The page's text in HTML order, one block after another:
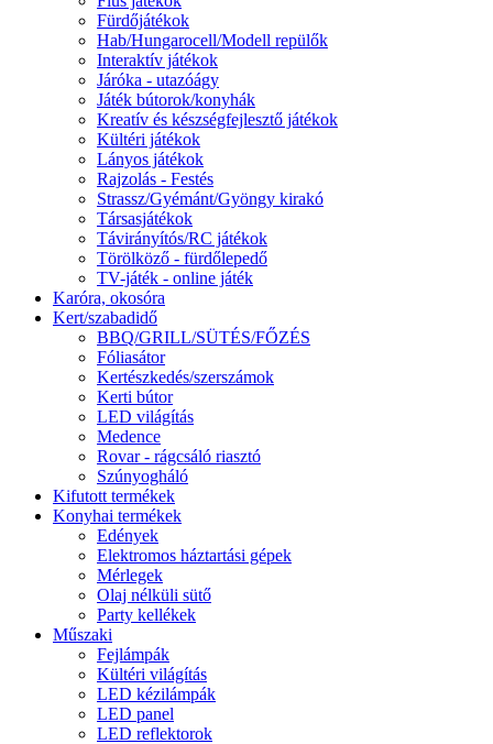
Fürdőjátékok
Hab/Hungarocell/Modell repülők
Interaktív játékok
Járóka - utazóágy
Játék bútorok/konyhák
Kreatív és készségfejlesztő játékok
Kültéri játékok
Lányos játékok
Rajzolás - Festés
Strassz/Gyémánt/Gyöngy kirakó
Társasjátékok
Távirányítós/RC játékok
Törölköző - fürdőlepedő
TV-játék - online játék
Karóra, okosóra
Kert/szabadidő
BBQ/GRILL/SÜTÉS/FŐZÉS
Fóliasátor
Kertészkedés/szerszámok
Kerti bútor
LED világítás
Medence
Rovar - rágcsáló riasztó
Szúnyogháló
Kifutott termékek
Konyhai termékek
Edények
Elektromos háztartási gépek
Mérlegek
Olaj nélküli sütő
Party kellékek
Műszaki
Fejlámpák
Kültéri világítás
LED kézilámpák
LED panel
LED reflektorok